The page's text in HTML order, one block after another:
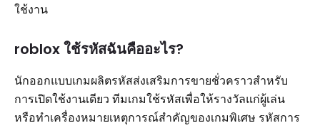
ใช้งาน
roblox ใช้รหัสฉันคืออะไร?
นักออกแบบเกมผลิตรหัสส่งเสริมการขายชั่วคราวสำหรับ
การเปิดใช้งานเดียว ทีมเกมใช้รหัสเพื่อให้รางวัลแก่ผู้เล่น
หรือทำเครื่องหมายเหตุการณ์สำคัญของเกมพิเศษ รหัสการ